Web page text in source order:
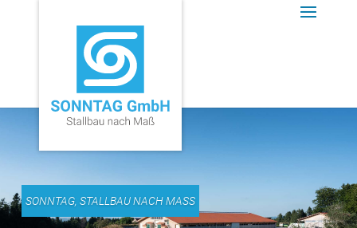
SONNTAG, STALLBAU NACH MASS